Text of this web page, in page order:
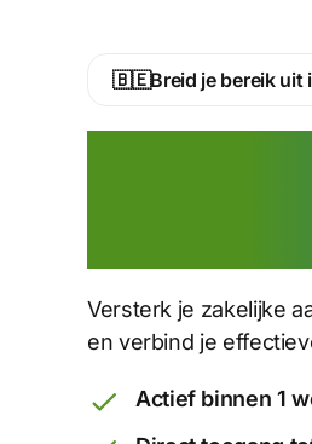
🇧🇪Breid je bereik uit
Versterk je zakelijke
en verbind je
Actief binnen 1